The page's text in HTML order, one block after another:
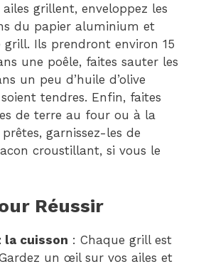
grillent, enveloppez les
du papier aluminium et
grill. Ils prendront environ 15
une poêle, faites sauter les
un peu d’huile d’olive
soient tendres. Enfin, faites
de terre au four ou à la
garnissez-les de
croustillant, si vous le
Réussir
la cuisson : Chaque grill est
un œil sur vos ailes et